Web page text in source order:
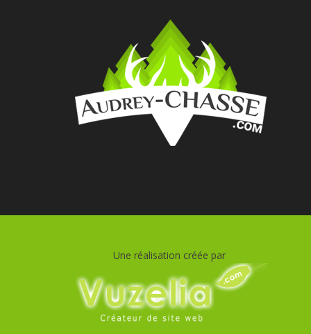
Une réalisation créée par